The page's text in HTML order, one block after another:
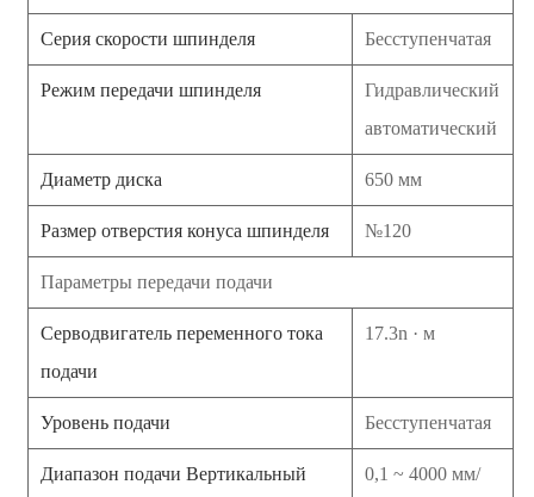
Серия скорости шпинделя Бесступенчатая
Режим передачи шпинделя
Гидравлический
автоматический
Диаметр диска 650 мм
Размер отверстия конуса шпинделя №120
Параметры передачи подачи
Серводвигатель переменного тока
подачи
17.3n · м
Уровень подачи Бесступенчатая
Диапазон подачи Вертикальный
0,1 ~ 4000 мм/